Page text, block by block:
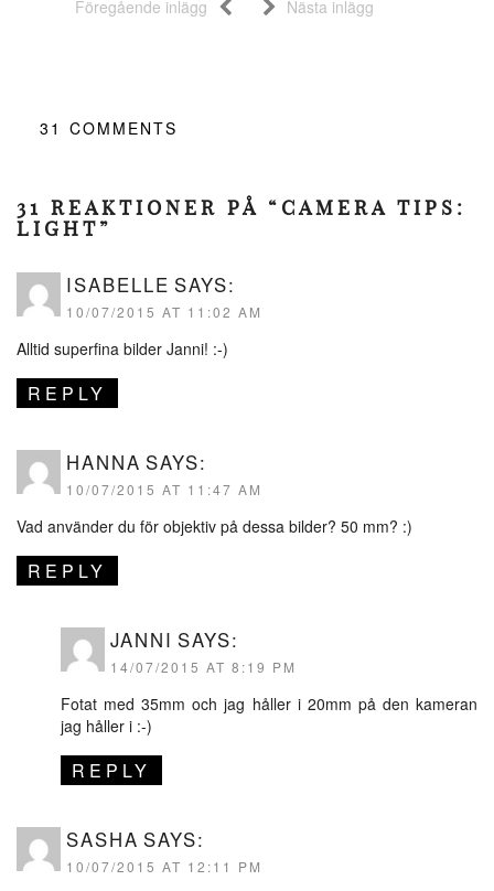
Föregående inlägg Nästa inlägg
31 COMMENTS
31 REAKTIONER PÅ “CAMERA TIPS:
LIGHT”
ISABELLE SAYS:
10/07/2015 AT 11:02 AM
Alltid superfina bilder Janni! :-)
REPLY
HANNA SAYS:
10/07/2015 AT 11:47 AM
Vad använder du för objektiv på dessa bilder? 50 mm? :)
REPLY
JANNI SAYS:
14/07/2015 AT 8:19 PM
Fotat med 35mm och jag håller i 20mm på den kameran
jag håller i :-)
REPLY
SASHA SAYS:
10/07/2015 AT 12:11 PM